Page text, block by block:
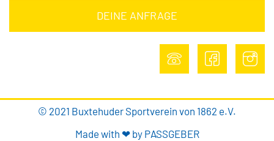
DEINE ANFRAGE
© 2021 Buxtehuder Sportverein von 1862 e.V.
Made with ❤ by PASSGEBER